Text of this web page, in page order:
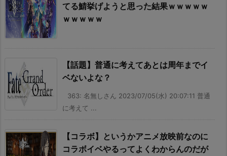
てる鯖挙げようと思った結果ｗｗｗｗｗ
ｗｗｗｗｗ
【話題】普通に考えてあとは周年までイ
ベないよな？
363: 名無しさん 2023/07/05(水) 20:07:11 普通
に考えて ...
【コラボ】というかアニメ放映前なのに
コラボイベやるってよくわからんのだが